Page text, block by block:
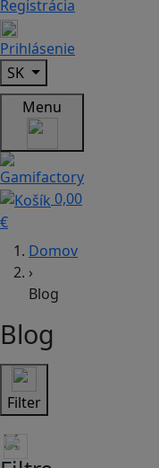
Registrácia
Prihlásenie
SK
Menu
0,00
€
Domov
›
Blog
Blog
Filter